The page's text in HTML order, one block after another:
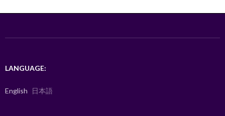
o
k
LANGUAGE:
English 日本語